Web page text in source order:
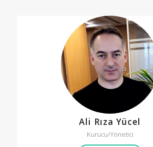
Ali Rıza Yücel
Kurucu/Yönetici